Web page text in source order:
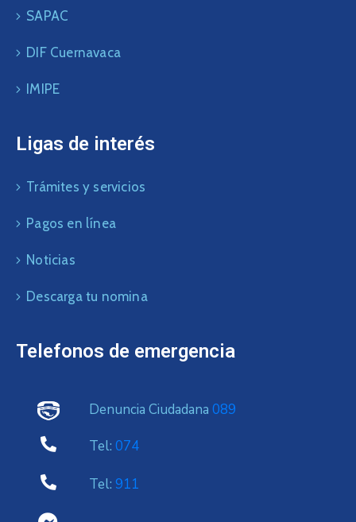
SAPAC
DIF Cuernavaca
IMIPE
Ligas de interés
Trámites y servicios
Pagos en línea
Noticias
Descarga tu nomina
Telefonos de emergencia
Denuncia Ciudadana 089
Tel: 074
Tel: 911